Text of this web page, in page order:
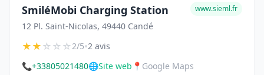
SmiléMobi Charging Station
12 Pl. Saint-Nicolas, 49440 Candé
www.sieml.fr
★★☆☆☆2/5•2 avis
📞+33805021480🌐Site web 📍 Google Maps